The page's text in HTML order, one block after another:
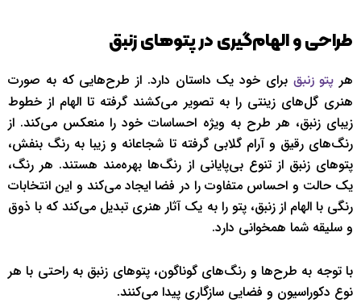
طراحی و الهام‌گیری در پتوهای زنبق
هر پتو زنبق برای خود یک داستان دارد. از طرح‌هایی که به صورت
هنری گل‌های زینتی را به تصویر می‌کشند گرفته تا الهام از خطوط
زیبای زنبق، هر طرح به‌ ویژه احساسات خود را منعکس می‌کند. از
رنگ‌های رقیق و آرام گلابی گرفته تا شجاعانه و زیبا به رنگ بنفش،
پتوهای زنبق از تنوع بی‌پایانی از رنگ‌ها بهره‌مند هستند. هر رنگ،
یک حالت و احساس متفاوت را در فضا ایجاد می‌کند و این انتخابات
رنگی با الهام از زنبق، پتو را به یک آثار هنری تبدیل می‌کند که با ذوق
و سلیقه شما همخوانی دارد.
با توجه به طرح‌ها و رنگ‌های گوناگون، پتوهای زنبق به راحتی با هر
نوع دکوراسیون و فضایی سازگاری پیدا می‌کنند.